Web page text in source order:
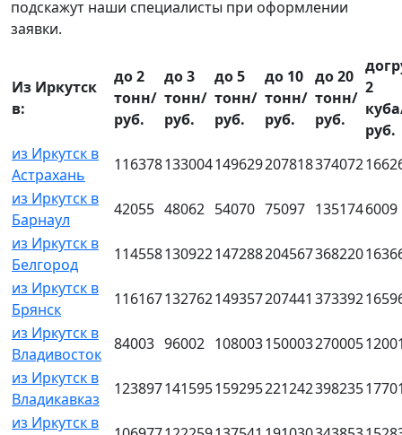
подскажут наши специалисты при оформлении
заявки.
Из Иркутск
в:
до 2
тонн/
руб.
до 3
тонн/
руб.
до 5
тонн/
руб.
до 10
тонн/
руб.
до 20
тонн/
руб.
2
руб.
из Иркутск в
Астрахань
116378133004149629207818374072
из Иркутск в
Барнаул
42055 48062 54070 75097 1351746009
из Иркутск в
Белгород
114558130922147288204567368220
из Иркутск в
Брянск
116167132762149357207441 373392
из Иркутск в
Владивосток
84003 96002 108003150003270005
из Иркутск в
Владикавказ
123897141595159295221242398235
из Иркутск в